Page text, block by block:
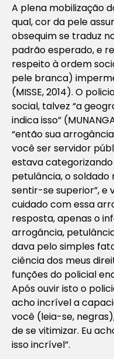
A plena mobilização
qual, cor da pele
obsequim se traduz
padrão esperado, e
respeito à ordem
pele branca)
(MISSE, 2014). O
social, talvez “a
indica isso”
“então sua
você ser servidor
estava
petulância, o soldado
sentir-se superior”, e
cuidado com essa
resposta, apenas o
arrogância,
dava pelo simples
ciência dos meus
funções do policial
Após ouvir isto o
acho incrível a
você (leia-se,
de se vitimizar. Eu
isso incrível”.